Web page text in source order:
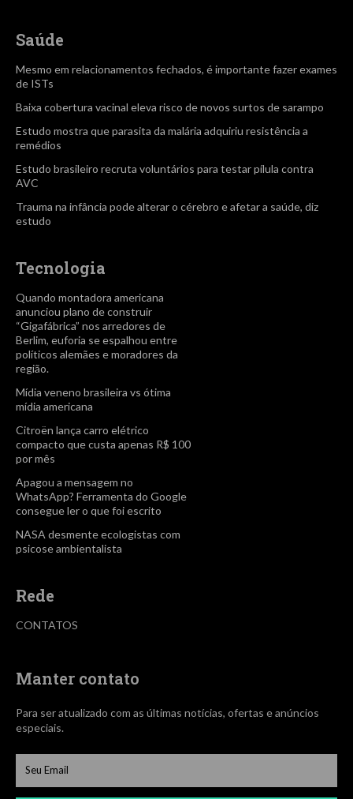
Saúde
Mesmo em relacionamentos fechados, é importante fazer exames
de ISTs
Baixa cobertura vacinal eleva risco de novos surtos de sarampo
Estudo mostra que parasita da malária adquiriu resistência a
remédios
Estudo brasileiro recruta voluntários para testar pílula contra
AVC
Trauma na infância pode alterar o cérebro e afetar a saúde, diz
estudo
Tecnologia
Quando montadora americana
anunciou plano de construir
“Gigafábrica” nos arredores de
Berlim, euforia se espalhou entre
políticos alemães e moradores da
região.
Mídia veneno brasileira vs ótima
mídia americana
Citroën lança carro elétrico
compacto que custa apenas R$ 100
por mês
Apagou a mensagem no
WhatsApp? Ferramenta do Google
consegue ler o que foi escrito
NASA desmente ecologistas com
psicose ambientalista
Rede
CONTATOS
Manter contato
Para ser atualizado com as últimas notícias, ofertas e anúncios
especiais.